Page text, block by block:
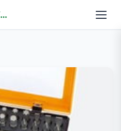
上海轻云舞电子商贸有限公司